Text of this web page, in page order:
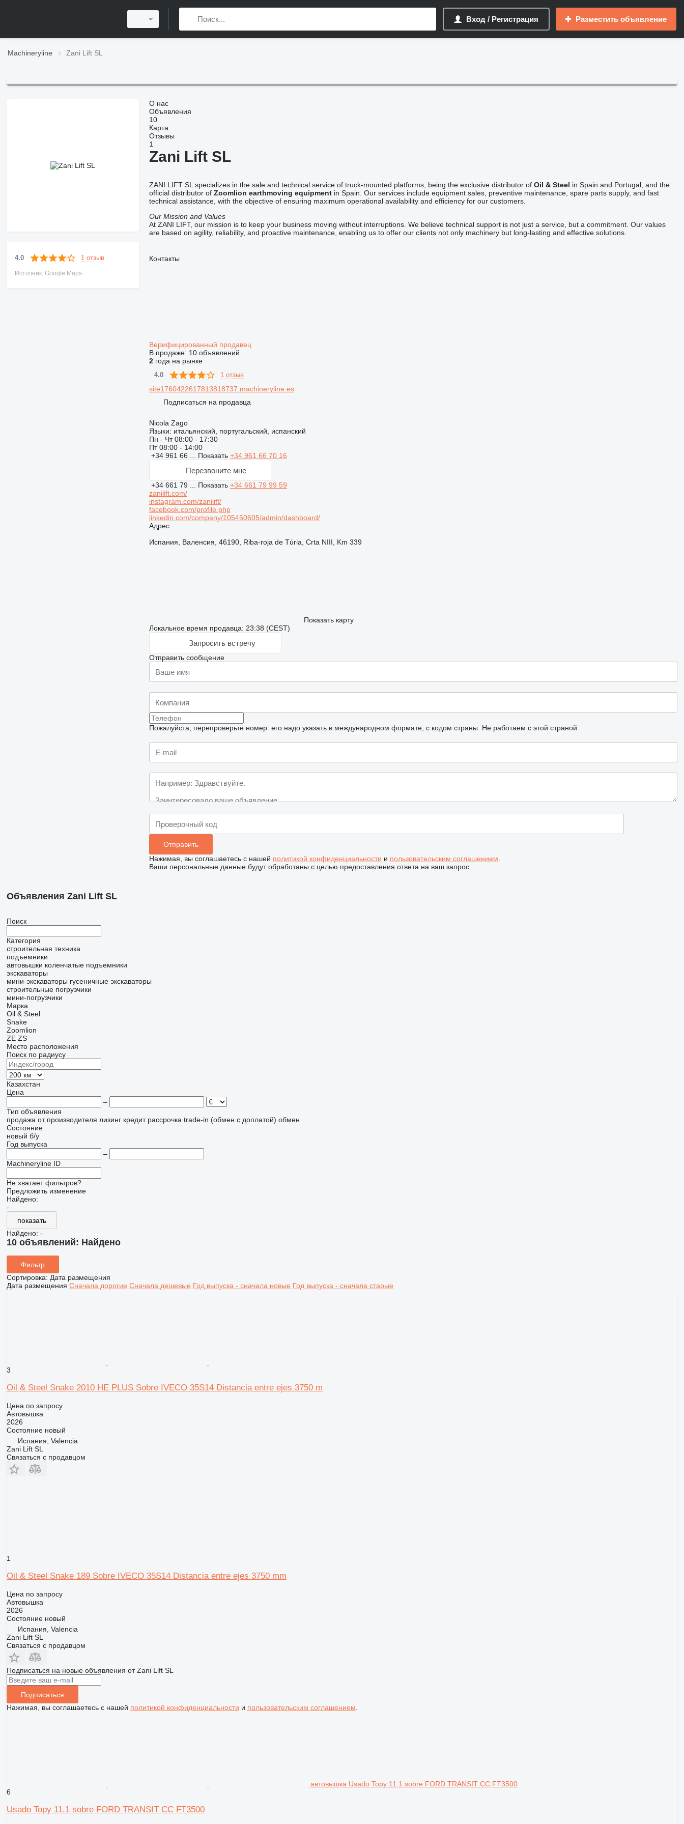
Вход / Регистрация Разместить объявление
Machineryline Zani Lift SL
4.0 1 отзыв
Источник: Google Maps
О нас
Объявления
10
Карта
Отзывы
1
Zani Lift SL
ZANI LIFT SL specializes in the sale and technical service of truck-mounted platforms, being the exclusive distributor of Oil & Steel in Spain and Portugal, and the
official distributor of Zoomlion earthmoving equipmentin Spain. Our services include equipment sales, preventive maintenance, spare parts supply, and fast
technical assistance, with the objective of ensuring maximum operational availability and efficiency for our customers.
Our Mission and Values
At ZANI LIFT, our mission is to keep your business moving without interruptions. We believe technical support is not just a service, but a commitment. Our values
are based on agility, reliability, and proactive maintenance, enabling us to offer our clients not only machinery but long-lasting and effective solutions.
Контакты
Верифицированный продавец
В продаже: 10 объявлений
2года на рынке
4.0 1 отзыв
site1760422617813818737.machineryline.es
Подписаться на продавца
Nicola Zago
Языки: итальянский, португальский, испанский
Пн - Чт08:00 - 17:30
Пт08:00 - 14:00
+34 961 66 ... Показать +34 961 66 70 16
Перезвоните мне
+34 661 79 ... Показать +34 661 79 99 59
zanilift.com/
instagram.com/zanilift/
facebook.com/profile.php
linkedin.com/company/105450605/admin/dashboard/
Адрес
Испания, Валенсия, 46190, Riba-roja de Túria, Crta NIII, Km 339
Показать карту
Локальное время продавца: 23:38 (CEST)
Запросить встречу
Отправить сообщение
Пожалуйста, перепроверьте номер: его надо указать в международном формате, с кодом страны. Не работаем с этой страной
Нажимая, вы соглашаетесь с нашей политикой конфиденциальности и пользовательским соглашением
Ваши персональные данные будут обработаны с целью предоставления ответа на ваш запрос.
Объявления Zani Lift SL
Поиск
Категория
строительная техника
подъемники
автовышки коленчатые подъемники
экскаваторы
мини-экскаваторы гусеничные экскаваторы
строительные погрузчики
мини-погрузчики
Марка
Oil & Steel
Snake
Zoomlion
ZE ZS
Место расположения
Поиск по радиусу
Казахстан
Цена
–
Тип объявления
продажа от производителя лизинг кредит рассрочка trade-in (обмен с доплатой) обмен
Состояние
новый б/у
Год выпуска
–
Machineryline ID
Не хватает фильтров?
Предложить изменение
Найдено:
-
показать
Найдено: -
10 объявлений: Найдено
Фильтр
Сортировка: Дата размещения
Дата размещения Сначала дорогие Сначала дешевые Год выпуска - сначала новые Год выпуска - сначала старые
3
Oil & Steel Snake 2010 HE PLUS Sobre IVECO 35S14 Distancia entre ejes 3750 m
Цена по запросу
Автовышка
2026
Состояниеновый
Испания, Valencia
Zani Lift SL
Связаться с продавцом
1
Oil & Steel Snake 189 Sobre IVECO 35S14 Distancia entre ejes 3750 mm
Цена по запросу
Автовышка
2026
Состояниеновый
Испания, Valencia
Zani Lift SL
Связаться с продавцом
Подписаться на новые объявления от Zani Lift SL
Подписаться
Нажимая, вы соглашаетесь с нашей политикой конфиденциальности и пользовательским соглашением
автовышка Usado Topy 11.1 sobre FORD TRANSIT CC FT3500
6
Usado Topy 11.1 sobre FORD TRANSIT CC FT3500